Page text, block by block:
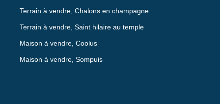
Terrain à vendre, Chalons en champagne
Terrain à vendre, Saint hilaire au temple
Maison à vendre, Coolus
Maison à vendre, Sompuis